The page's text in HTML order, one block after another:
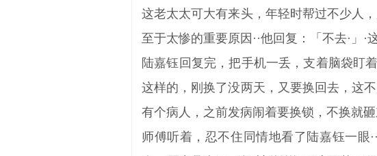
这老太太可大有来头，年轻时帮过不少人
至于太惨的重要原因··他回复：「不去·」·
陆嘉钰回复完，把手机一丢，支着脑袋盯
这样的，刚换了没两天，又要换回去，这
有个病人，之前发病闹着要换锁，不换就砸
师傅听着，忍不住同情地看了陆嘉钰一眼